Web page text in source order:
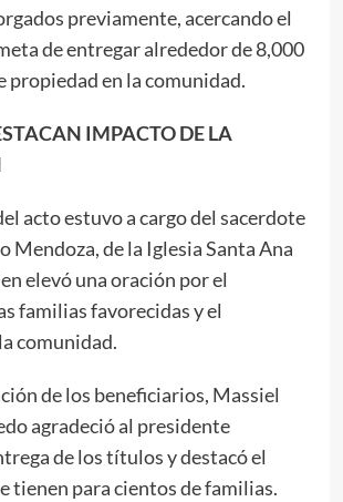
previamente, acercando el
de entregar alrededor de 8,000
propiedad en la comunidad.
IMPACTO DE LA
acto estuvo a cargo del sacerdote
Mendoza, de la Iglesia Santa Ana
elevó una oración por el
familias favorecidas y el
comunidad.
de los beneficiarios, Massiel
agradeció al presidente
de los títulos y destacó el
tienen para cientos de familias.